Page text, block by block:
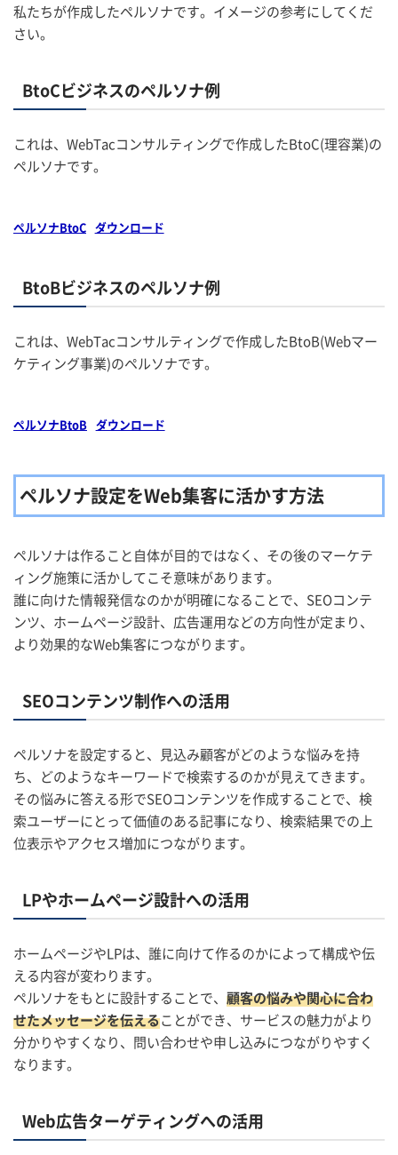
私たちが作成したペルソナです。イメージの参考にしてくだ
さい。
BtoCビジネスのペルソナ例
これは、WebTacコンサルティングで作成したBtoC(理容業)の
ペルソナです。
ペルソナBtoC ダウンロード
BtoBビジネスのペルソナ例
これは、WebTacコンサルティングで作成したBtoB(Webマー
ケティング事業)のペルソナです。
ペルソナBtoB ダウンロード
ペルソナ設定をWeb集客に活かす方法
ペルソナは作ること自体が目的ではなく、その後のマーケテ
ィング施策に活かしてこそ意味があります。
誰に向けた情報発信なのかが明確になることで、SEOコンテ
ンツ、ホームページ設計、広告運用などの方向性が定まり、
より効果的なWeb集客につながります。
SEOコンテンツ制作への活用
ペルソナを設定すると、見込み顧客がどのような悩みを持
ち、どのようなキーワードで検索するのかが見えてきます。
その悩みに答える形でSEOコンテンツを作成することで、検
索ユーザーにとって価値のある記事になり、検索結果での上
位表示やアクセス増加につながります。
LPやホームページ設計への活用
ホームページやLPは、誰に向けて作るのかによって構成や伝
える内容が変わります。
ペルソナをもとに設計することで、 顧客の悩みや関心に合わ
せたメッセージを伝えることができ、サービスの魅力がより
分かりやすくなり、問い合わせや申し込みにつながりやすく
なります。
Web広告ターゲティングへの活用